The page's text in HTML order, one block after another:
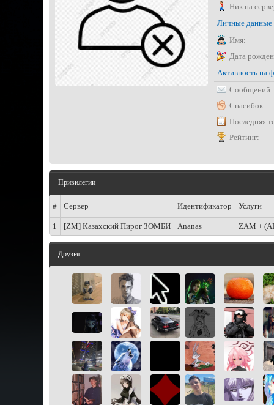
Ник на
Личные данные
Имя:
Дата
Активность на
Сообщений:
Спасибок:
Последняя
Рейтинг:
Привилегии
# Сервер Идентификатор Услуги
1 [ZM] Казахский Пирог ЗОМБИ Ananas ZAM +
Друзья